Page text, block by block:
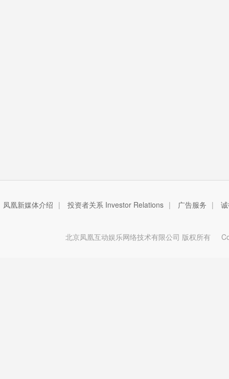
凤凰新媒体介绍 | 投资者关系 Investor Relations | 广告服务 |
北京凤凰互动娱乐网络技术有限公司 版权所有